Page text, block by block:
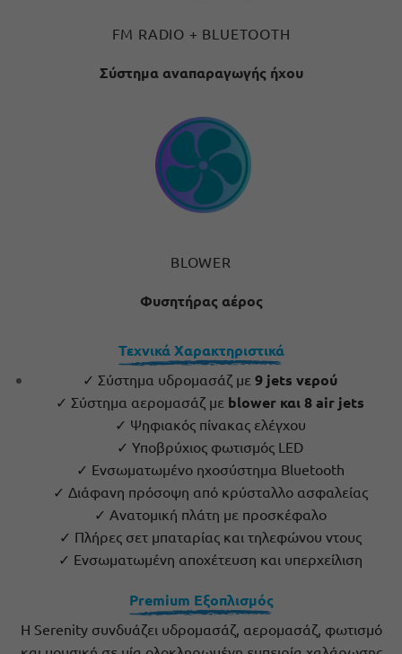
FM RADIO + BLUETOOTH
Σύστημα αναπαραγωγής ήχου
BLOWER
Φυσητήρας αέρος
Τεχνικά Χαρακτηριστικά
✓ Σύστημα υδρομασάζ με9 jets νερού
✓ Σύστημα αερομασάζ με blower και 8 air jets
✓ Ψηφιακός πίνακας ελέγχου
✓ Υποβρύχιος φωτισμός LED
✓ Ενσωματωμένο ηχοσύστημα Bluetooth
✓ Διάφανη πρόσοψη από κρύσταλλο ασφαλείας
✓ Ανατομική πλάτη με προσκέφαλο
✓ Πλήρες σετ μπαταρίας και τηλεφώνου ντους
✓ Ενσωματωμένη αποχέτευση και υπερχείλιση
Premium Εξοπλισμός
Η Serenity συνδυάζει υδρομασάζ, αερομασάζ, φωτισμό